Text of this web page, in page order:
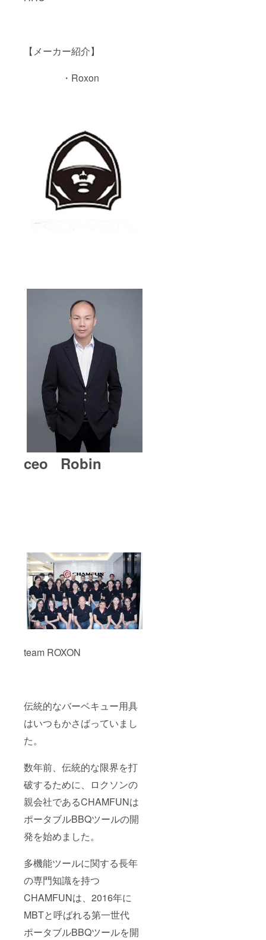
【メーカー紹介】
・Roxon
ceo Robin
team ROXON
伝統的なバーベキュー用具
はいつもかさばっていまし
た。
数年前、伝統的な限界を打
破するために、ロクソンの
親会社であるCHAMFUNは
ポータブルBBQツールの開
発を始めました。
多機能ツールに関する長年
の専門知識を持つ
CHAMFUNは、2016年に
MBTと呼ばれる第一世代
ポータブルBBQツールを開